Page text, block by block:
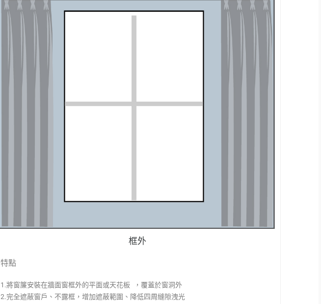
框外
特點
1.將窗簾安裝在牆面窗框外的平面或天花板 ，覆蓋於窗洞外
2.完全遮蔽窗戶、不露框，增加遮蔽範圍、降低四周縫隙洩光